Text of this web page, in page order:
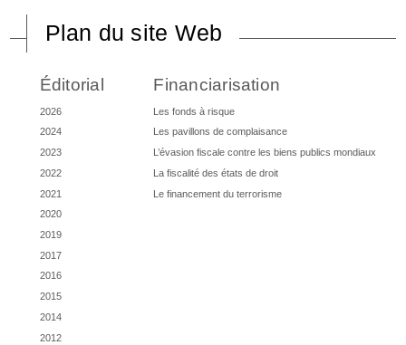
Plan du site Web
Éditorial
2026
2024
2023
2022
2021
2020
2019
2017
2016
2015
2014
2012
Financiarisation
Les fonds à risque
Les pavillons de complaisance
L’évasion fiscale contre les biens publics mondiaux
La fiscalité des états de droit
Le financement du terrorisme